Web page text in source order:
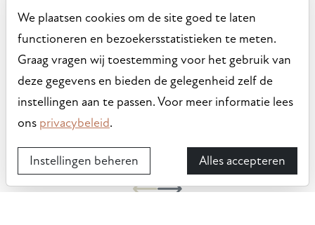
een nieuwe wijk die naadloos aansluit op het dorp dat al
zoveel charme heeft. Ewijk is een plek waar rust en
ruimte vanzelfsprekend zijn, en waar Nijmegen altijd
dichtbij is. Hoge Woerd versterkt die kwaliteit met
woningen die passen bij de historische lijnen van het
landschap en de menselijke maat van het dorp. Hier
woon je dorps én vooruitstrevend tegelijk.
We plaatsen cookies om de site goed te laten
functioneren en bezoekersstatistieken te meten.
Graag vragen wij toestemming voor het gebruik van
deze gegevens en bieden de gelegenheid zelf de
instellingen aan te passen. Voor meer informatie lees
ons privacybeleid.
Instellingen beheren Alles accepteren